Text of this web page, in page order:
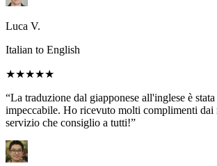
Luca V.
Italian to English
★★★★★
“La traduzione dal giapponese all'inglese è
impeccabile. Ho ricevuto molti complimenti
servizio che consiglio a tutti!”